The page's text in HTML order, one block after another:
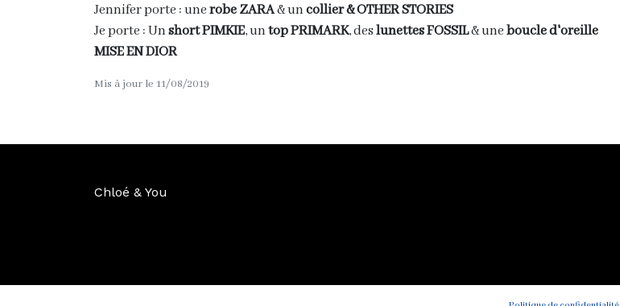
Jennifer porte : unerobe ZARA& uncollier & OTHER STORIES
Je porte : Unshort PIMKIE, untop PRIMARK, deslunettes FOSSIL& uneboucle d'oreille
MISE EN DIOR
Mis à jour le 11/08/2019
Chloé & You